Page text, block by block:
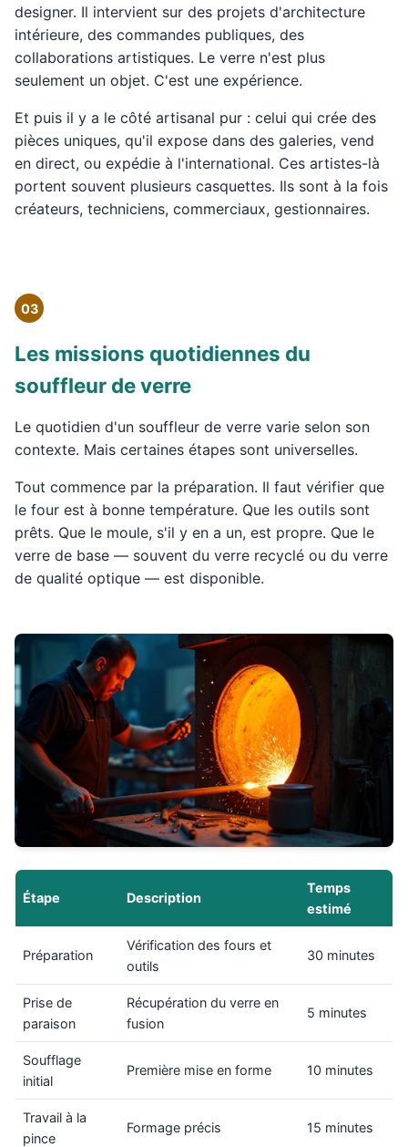
designer. Il intervient sur des projets d'architecture
intérieure, des commandes publiques, des
collaborations artistiques. Le verre n'est plus
seulement un objet. C'est une expérience.
Et puis il y a le côté artisanal pur : celui qui crée des
pièces uniques, qu'il expose dans des galeries, vend
en direct, ou expédie à l'international. Ces artistes-là
portent souvent plusieurs casquettes. Ils sont à la fois
créateurs, techniciens, commerciaux, gestionnaires.
03
Les missions quotidiennes du
souffleur de verre
Le quotidien d'un souffleur de verre varie selon son
contexte. Mais certaines étapes sont universelles.
Tout commence par la préparation. Il faut vérifier que
le four est à bonne température. Que les outils sont
prêts. Que le moule, s'il y en a un, est propre. Que le
verre de base — souvent du verre recyclé ou du verre
de qualité optique — est disponible.
Étape Description
Temps
estimé
Préparation
Vérification des fours et
outils
30 minutes
Prise de
paraison
Récupération du verre en
fusion
5 minutes
Soufflage
initial
Première mise en forme 10 minutes
Travail à la
pince
Formage précis 15 minutes